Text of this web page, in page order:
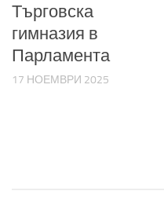
Търговска
гимназия в
Парламента
17 НОЕМВРИ 2025